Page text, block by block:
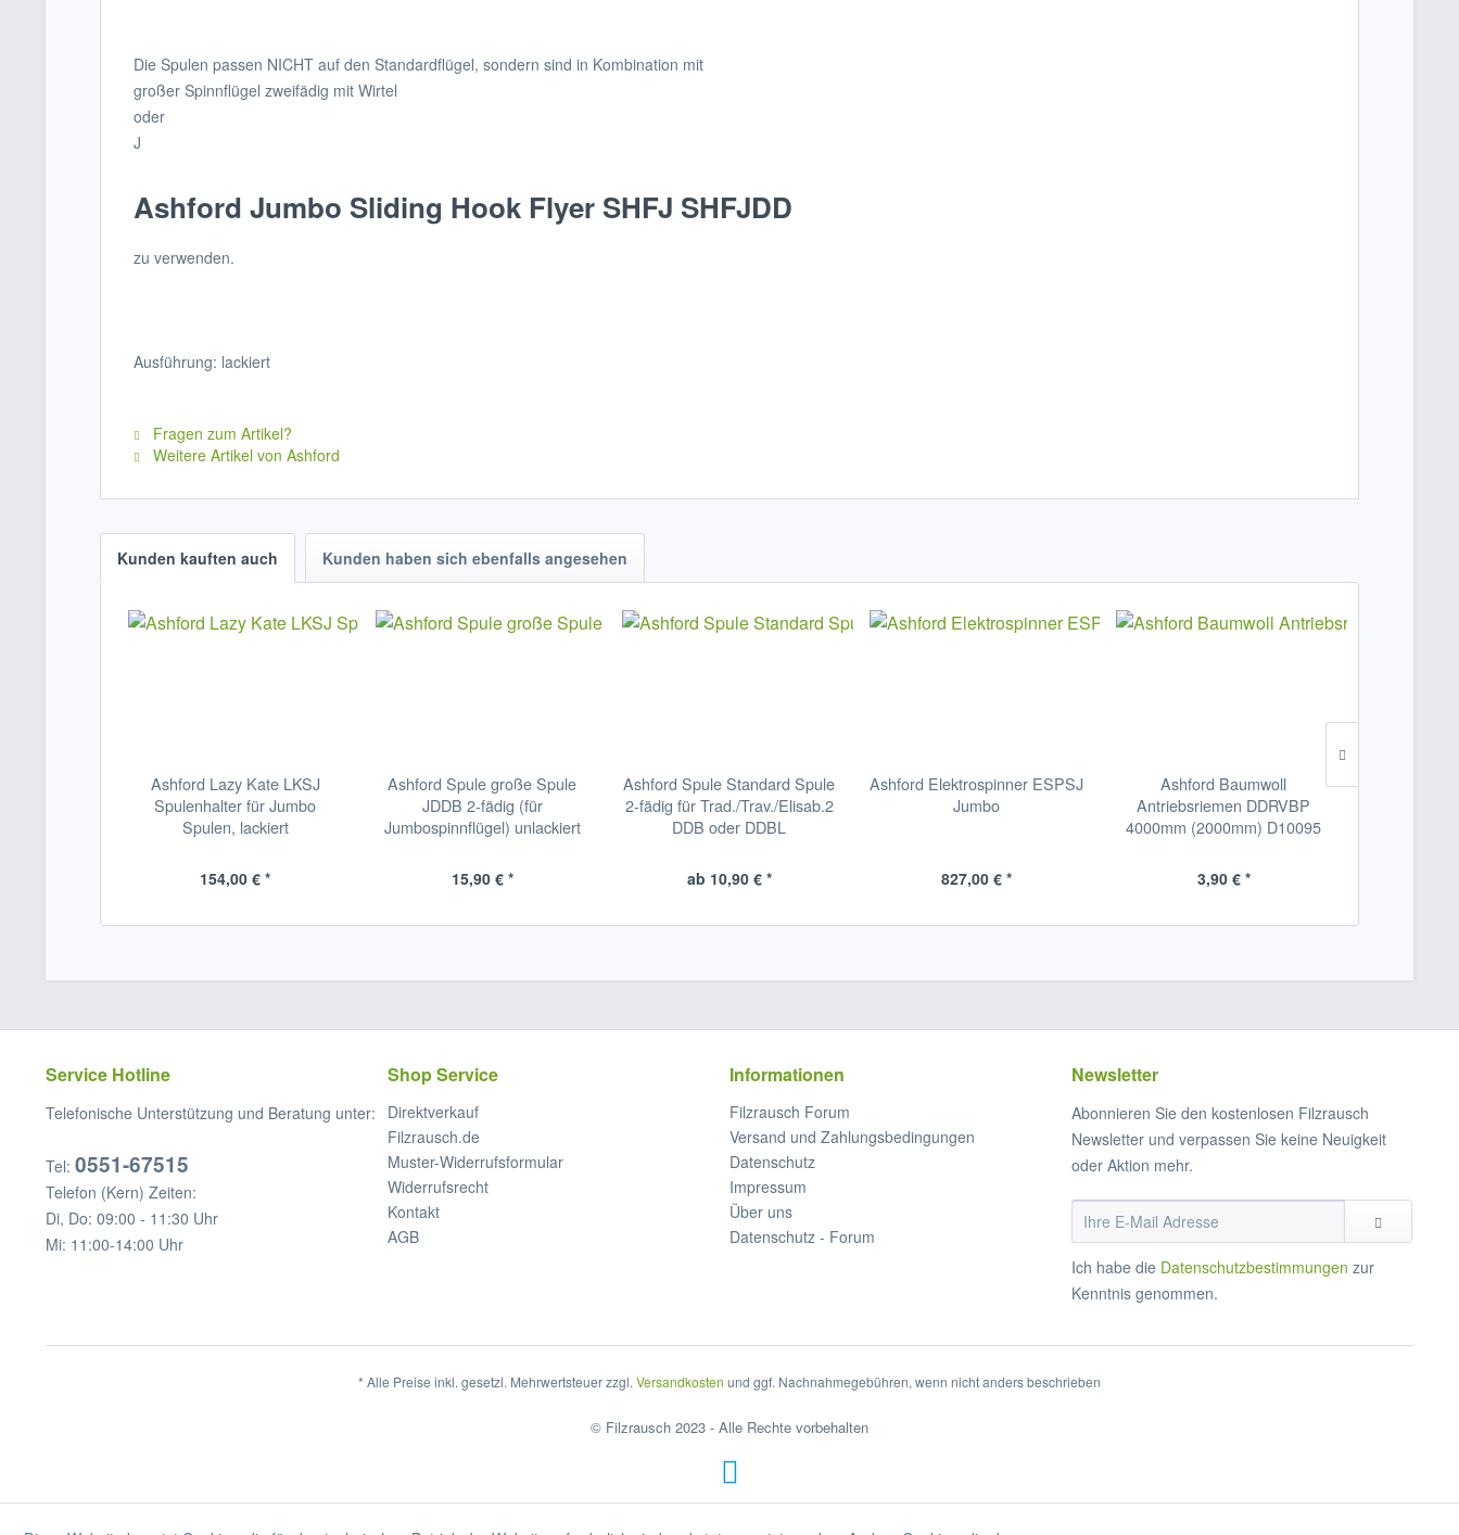
Die Spulen passen NICHT auf den Standardflügel, sondern sind in Kombination mit
großer Spinnflügel zweifädig mit Wirtel
oder
J
Ashford Jumbo Sliding Hook Flyer SHFJ SHFJDD
zu verwenden.
Ausführung: lackiert
Fragen zum Artikel?
Weitere Artikel von Ashford
Kunden kauften auch Kunden haben sich ebenfalls angesehen
Ashford Lazy Kate LKSJ
Spulenhalter für Jumbo
Spulen, lackiert
154,00 € *
Ashford Spule große Spule
JDDB 2-fädig (für
Jumbospinnflügel) unlackiert
15,90 € *
Ashford Spule Standard Spule
2-fädig für Trad./Trav./Elisab.2
DDB oder DDBL
ab 10,90 € *
Ashford Elektrospinner ESPSJ
Jumbo
827,00 € *
Ashford Baumwoll
Antriebsriemen DDRVBP
4000mm (2000mm) D10095
3,90 € *
Service Hotline
Telefonische Unterstützung und Beratung unter:
Tel: 0551-67515
Telefon (Kern) Zeiten:
Di, Do: 09:00 - 11:30 Uhr
Mi: 11:00-14:00 Uhr
Shop Service
Direktverkauf
Filzrausch.de
Muster-Widerrufsformular
Widerrufsrecht
Kontakt
AGB
Informationen
Filzrausch Forum
Versand und Zahlungsbedingungen
Datenschutz
Impressum
Über uns
Datenschutz - Forum
Newsletter
Abonnieren Sie den kostenlosen Filzrausch
Newsletter und verpassen Sie keine Neuigkeit
oder Aktion mehr.
Ich habe die Datenschutzbestimmungen zur
Kenntnis genommen.
* Alle Preise inkl. gesetzl. Mehrwertsteuer zzgl. Versandkosten und ggf. Nachnahmegebühren, wenn nicht anders beschrieben
© Filzrausch 2023 - Alle Rechte vorbehalten